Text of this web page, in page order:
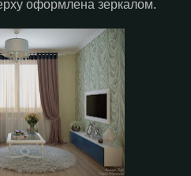
оформлена зеркалом.